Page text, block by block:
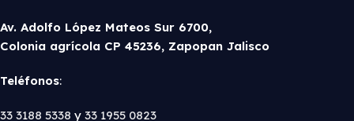
Av. Adolfo López Mateos Sur 6700,
Colonia agrícola CP 45236, Zapopan Jalisco
Teléfonos:
33 3188 5338 y 33 1955 0823